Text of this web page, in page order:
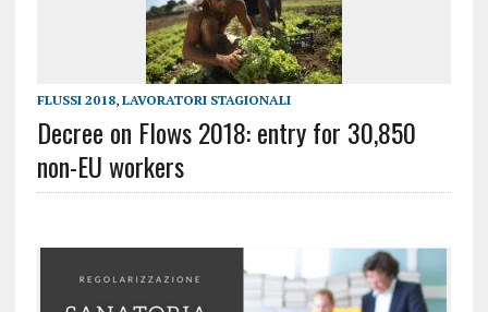
FLUSSI 2018, LAVORATORI STAGIONALI
Decree on Flows 2018: entry for 30,850
non-EU workers